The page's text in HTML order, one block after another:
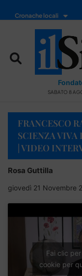
Cronache locali
SABATO 8
FRANCESCO
SCIENZA VIVA
| VIDEO
Rosa Guttilla
giovedì 21 Novembre
Fai clic
cookie per